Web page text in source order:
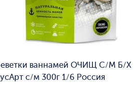
ваннамей ОЧИЩ С/М Б/Х
с/м 300г 1/6 Россия